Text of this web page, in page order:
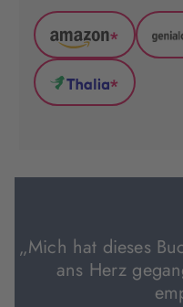
Amazon
(wird
in
neuem
*
Thalia
Tab
*
„Mich hat dieses
ans Herz